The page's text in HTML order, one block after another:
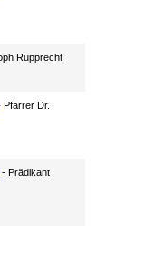
Rupprecht
Pfarrer Dr.
Prädikant